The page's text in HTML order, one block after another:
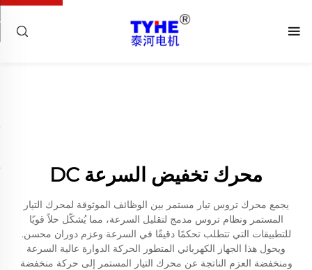
محرك تخفيض السرعة DC
يجمع محرك تروس تيار مستمر بين الوظائف الموثوقة لمحرك التيار
المستمر ونظام تروس مدمج لتقليل السرعة، مما يُشكّل حلاً قويًا
للتطبيقات التي تتطلب تحكمًا دقيقًا في السرعة وعزم دوران محسن.
ويحول هذا الجهاز الكهربائي المتطور الحركة الدوارة عالية السرعة
ومنخفضة العزم الناتجة عن محرك التيار المستمر إلى حركة منخفضة